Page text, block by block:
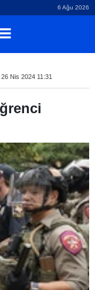
6 Ağu 2026
26 Nis 2024 11:31